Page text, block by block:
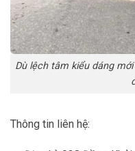
Dù lệch tâm kiểu dáng
Thông tin liên hệ: